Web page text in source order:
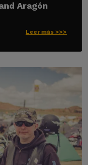
Aragón
Leer más >>>